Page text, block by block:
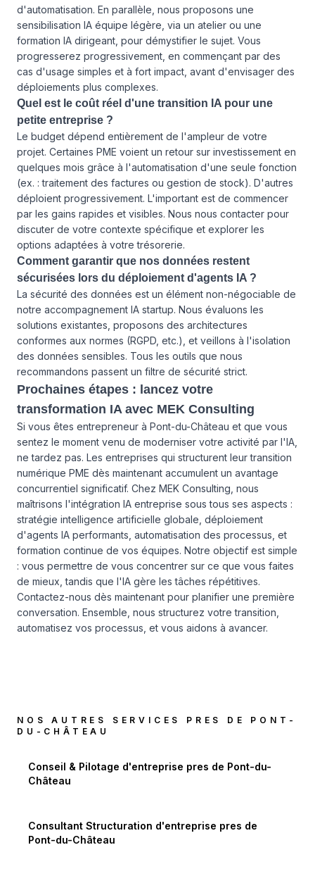
d'automatisation. En parallèle, nous proposons une
sensibilisation IA équipe légère, via un atelier ou une
formation IA dirigeant, pour démystifier le sujet. Vous
progresserez progressivement, en commençant par des
cas d'usage simples et à fort impact, avant d'envisager des
déploiements plus complexes.
Quel est le coût réel d'une transition IA pour une
petite entreprise ?
Le budget dépend entièrement de l'ampleur de votre
projet. Certaines PME voient un retour sur investissement en
quelques mois grâce à l'automatisation d'une seule fonction
(ex. : traitement des factures ou gestion de stock). D'autres
déploient progressivement. L'important est de commencer
par les gains rapides et visibles. Nous nous contacter pour
discuter de votre contexte spécifique et explorer les
options adaptées à votre trésorerie.
Comment garantir que nos données restent
sécurisées lors du déploiement d'agents IA ?
La sécurité des données est un élément non-négociable de
notre accompagnement IA startup. Nous évaluons les
solutions existantes, proposons des architectures
conformes aux normes (RGPD, etc.), et veillons à l'isolation
des données sensibles. Tous les outils que nous
recommandons passent un filtre de sécurité strict.
Prochaines étapes : lancez votre
transformation IA avec MEK Consulting
Si vous êtes entrepreneur à Pont-du-Château et que vous
sentez le moment venu de moderniser votre activité par l'IA,
ne tardez pas. Les entreprises qui structurent leur transition
numérique PME dès maintenant accumulent un avantage
concurrentiel significatif. Chez MEK Consulting, nous
maîtrisons l'intégration IA entreprise sous tous ses aspects :
stratégie intelligence artificielle globale, déploiement
d'agents IA performants, automatisation des processus, et
formation continue de vos équipes. Notre objectif est simple
: vous permettre de vous concentrer sur ce que vous faites
de mieux, tandis que l'IA gère les tâches répétitives.
Contactez-nous dès maintenant pour planifier une première
conversation. Ensemble, nous structurez votre transition,
automatisez vos processus, et vous aidons à avancer.
NOS AUTRES SERVICES PRES DE PONT-
DU-CHÂTEAU
Conseil & Pilotage d'entreprise pres de Pont-du-
Château
Consultant Structuration d'entreprise pres de
Pont-du-Château